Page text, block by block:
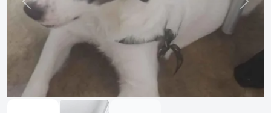
Previous Next